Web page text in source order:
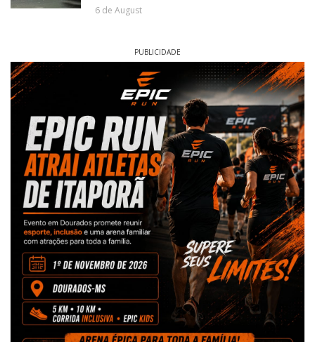
6 de August
PUBLICIDADE